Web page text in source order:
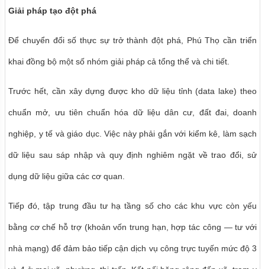
Giải pháp tạo đột phá
Để chuyển đổi số thực sự trở thành đột phá, Phú Thọ cần triển
khai đồng bộ một số nhóm giải pháp cả tổng thể và chi tiết.
Trước hết, cần xây dựng được kho dữ liệu tỉnh (data lake) theo
chuẩn mở, ưu tiên chuẩn hóa dữ liệu dân cư, đất đai, doanh
nghiệp, y tế và giáo dục. Việc này phải gắn với kiểm kê, làm sạch
dữ liệu sau sáp nhập và quy định nghiêm ngặt về trao đổi, sử
dụng dữ liệu giữa các cơ quan.
Tiếp đó, tập trung đầu tư hạ tầng số cho các khu vực còn yếu
bằng cơ chế hỗ trợ (khoản vốn trung hạn, hợp tác công — tư với
nhà mạng) để đảm bảo tiếp cận dịch vụ công trực tuyến mức độ 3